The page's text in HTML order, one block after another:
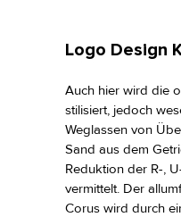
Logo Design
Auch hier wird die
stilisiert, jedoch
Weglassen von
Sand aus dem
Reduktion der R-,
vermittelt. Der
Corus wird durch